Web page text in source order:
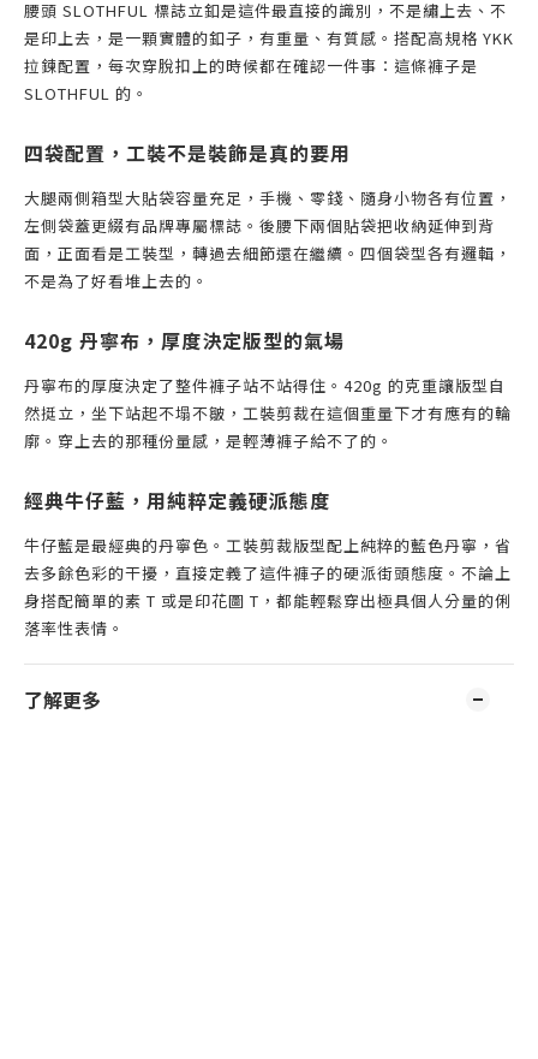
腰頭 SLOTHFUL 標誌立釦是這件最直接的識別，不是繡上去、不
是印上去，是一顆實體的釦子，有重量、有質感。搭配高規格 YKK
拉鍊配置，每次穿脫扣上的時候都在確認一件事：這條褲子是
SLOTHFUL 的。
四袋配置，工裝不是裝飾是真的要用
大腿兩側箱型大貼袋容量充足，手機、零錢、隨身小物各有位置，
左側袋蓋更綴有品牌專屬標誌。後腰下兩個貼袋把收納延伸到背
面，正面看是工裝型，轉過去細節還在繼續。四個袋型各有邏輯，
不是為了好看堆上去的。
420g 丹寧布，厚度決定版型的氣場
丹寧布的厚度決定了整件褲子站不站得住。420g 的克重讓版型自
然挺立，坐下站起不塌不皺，工裝剪裁在這個重量下才有應有的輪
廓。穿上去的那種份量感，是輕薄褲子給不了的。
經典牛仔藍，用純粹定義硬派態度
牛仔藍是最經典的丹寧色。工裝剪裁版型配上純粹的藍色丹寧，省
去多餘色彩的干擾，直接定義了這件褲子的硬派街頭態度。不論上
身搭配簡單的素 T 或是印花圖 T，都能輕鬆穿出極具個人分量的俐
落率性表情。
了解更多